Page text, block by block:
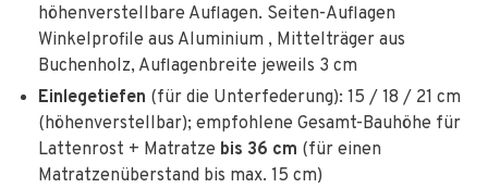
höhenverstellbare Auflagen. Seiten-Auflagen
Winkelprofile aus Aluminium , Mittelträger aus
Buchenholz, Auflagenbreite jeweils 3 cm
Einlegetiefen (für die Unterfederung): 15 / 18 / 21 cm
(höhenverstellbar); empfohlene Gesamt-Bauhöhe für
Lattenrost + Matratze bis 36 cm (für einen
Matratzenüberstand bis max. 15 cm)